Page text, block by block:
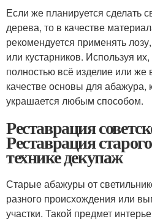
Если же планируется сделать
дерева, то в качестве
рекомендуется применять
или кустарников. Используя
полностью всё изделие или же
качестве основы для абажура,
украшается любым способом.
Реставрация
Реставрация
технике декупаж
Старые абажуры от
разного происхождения или
участки. Такой предмет